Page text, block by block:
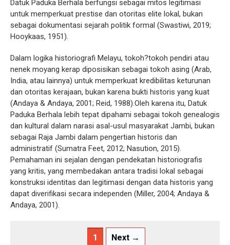
Datuk Paduka Berhala berfungsi sebagai mitos legitimasi
untuk memperkuat prestise dan otoritas elite lokal, bukan
sebagai dokumentasi sejarah politik formal (Swastiwi, 2019;
Hooykaas, 1951).
Dalam logika historiografi Melayu, tokoh?tokoh pendiri atau
nenek moyang kerap diposisikan sebagai tokoh asing (Arab,
India, atau lainnya) untuk memperkuat kredibilitas keturunan
dan otoritas kerajaan, bukan karena bukti historis yang kuat
(Andaya & Andaya, 2001; Reid, 1988).Oleh karena itu, Datuk
Paduka Berhala lebih tepat dipahami sebagai tokoh genealogis
dan kultural dalam narasi asal-usul masyarakat Jambi, bukan
sebagai Raja Jambi dalam pengertian historis dan
administratif (Sumatra Feet, 2012; Nasution, 2015).
Pemahaman ini sejalan dengan pendekatan historiografis
yang kritis, yang membedakan antara tradisi lokal sebagai
konstruksi identitas dan legitimasi dengan data historis yang
dapat diverifikasi secara independen (Miller, 2004; Andaya &
Andaya, 2001).
1 Next →